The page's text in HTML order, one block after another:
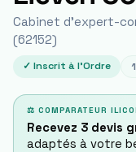
Cabinet d'expert-
(62152)
✓ Inscrit à l'Ordre 1
⚖ COMPARATEUR
Recevez 3 devis
adaptés à votre